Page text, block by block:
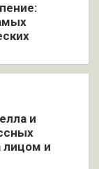
и
лицом и